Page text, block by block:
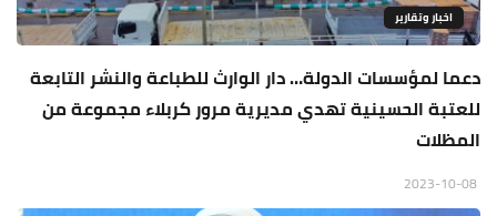
اخبار وتقارير
دعما لمؤسسات الدولة… دار الوارث للطباعة والنشر التابعة
للعتبة الحسينية تهدي مديرية مرور كربلاء مجموعة من
المظلات